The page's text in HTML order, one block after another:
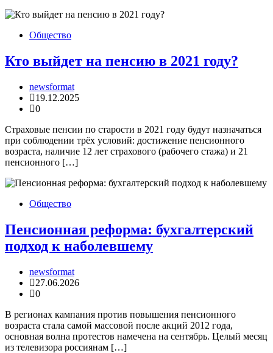
Общество
Кто выйдет на пенсию в 2021 году?
newsformat
19.12.2025
0
Страховые пенсии по старости в 2021 году будут назначаться
при соблюдении трёх условий: достижение пенсионного
возраста, наличие 12 лет страхового (рабочего стажа) и 21
пенсионного […]
Общество
Пенсионная реформа: бухгалтерский
подход к наболевшему
newsformat
27.06.2026
0
В регионах кампания против повышения пенсионного
возраста стала самой массовой после акций 2012 года,
основная волна протестов намечена на сентябрь. Целый месяц
из телевизора россиянам […]